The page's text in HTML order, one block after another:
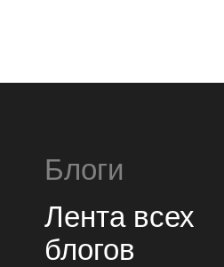
Блоги
Лента всех
блогов